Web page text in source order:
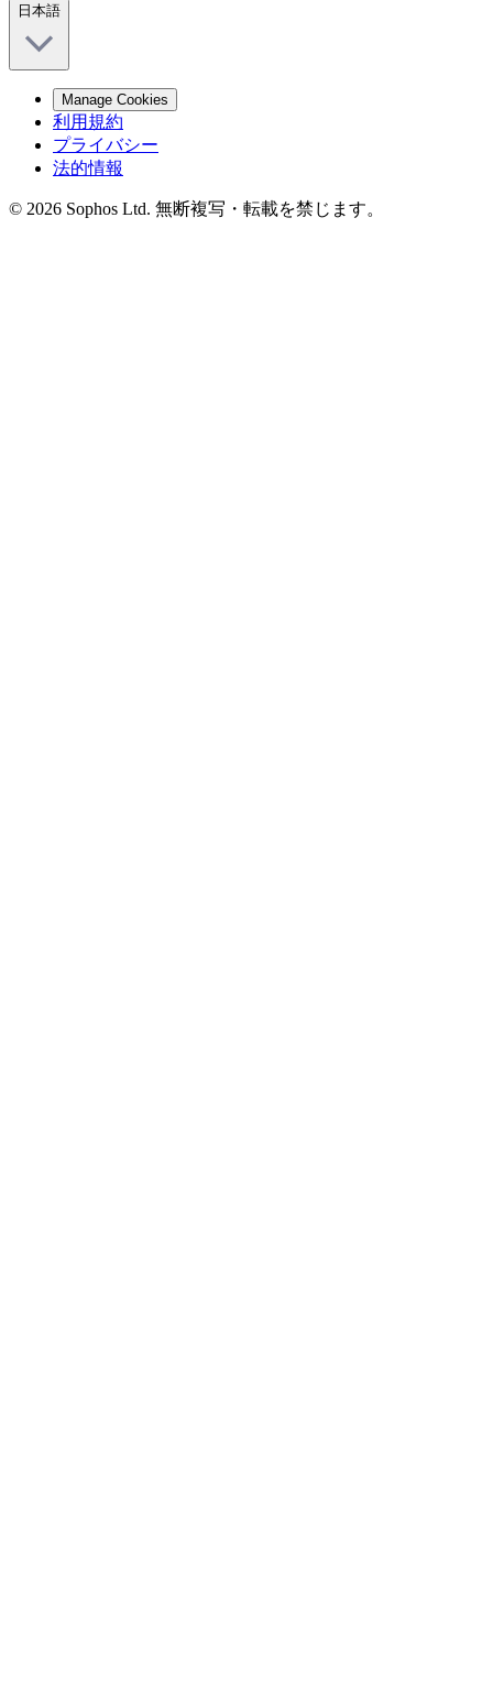
日本語
Manage Cookies
利用規約
プライバシー
法的情報
© 2026 Sophos Ltd. 無断複写・転載を禁じます。